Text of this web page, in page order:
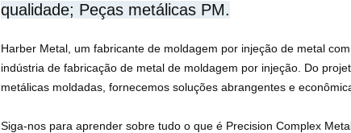
qualidade; Peças metálicas PM.
Harber Metal, um fabricante de moldagem por injeção de metal
indústria de fabricação de metal de moldagem por injeção. Do
metálicas moldadas, fornecemos soluções abrangentes e
Siga-nos para aprender sobre tudo o que é Precision Complex